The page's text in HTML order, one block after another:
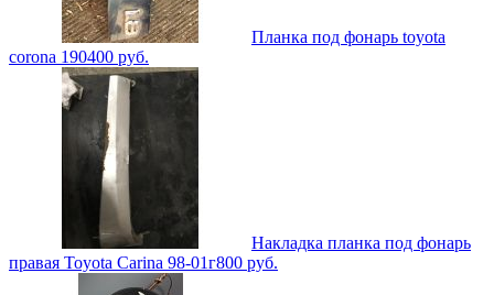
Планка под фонарь toyota
corona 190400 руб.
Накладка планка под фонарь
правая Toyota Carina 98-01г800 руб.